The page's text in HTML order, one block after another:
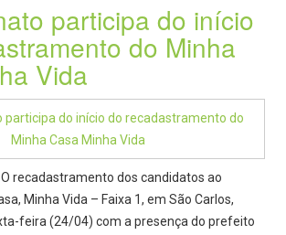
participa do início
do Minha
Vida
O recadastramento dos candidatos ao
Minha Vida – Faixa 1, em São Carlos,
feira (24/04) com a presença do prefeito